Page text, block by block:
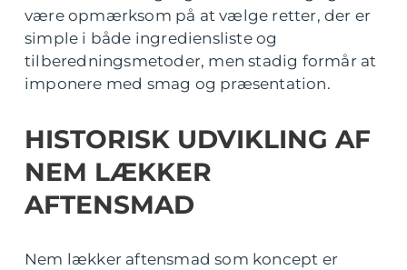
være opmærksom på at vælge retter, der er
simple i både ingrediensliste og
tilberedningsmetoder, men stadig formår at
imponere med smag og præsentation.
HISTORISK UDVIKLING AF
NEM LÆKKER
AFTENSMAD
Nem lækker aftensmad som koncept er